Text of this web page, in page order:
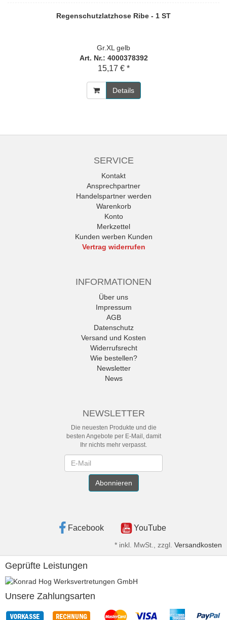
Regenschutzlatzhose Ribe - 1 ST
Gr.XL gelb
Art. Nr.: 4000378392
15,17 € *
Details
SERVICE
Kontakt
Ansprechpartner
Handelspartner werden
Warenkorb
Konto
Merkzettel
Kunden werben Kunden
Vertrag widerrufen
INFORMATIONEN
Über uns
Impressum
AGB
Datenschutz
Versand und Kosten
Widerrufsrecht
Wie bestellen?
Newsletter
News
NEWSLETTER
Die neuesten Produkte und die
besten Angebote per E-Mail, damit
Ihr nichts mehr verpasst.
Abonnieren
Facebook YouTube
* inkl. MwSt., zzgl. Versandkosten
Geprüfte Leistungen
Unsere Zahlungsarten